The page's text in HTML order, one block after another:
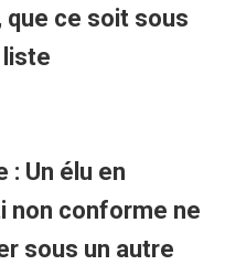
ce soit sous
liste
: Un élu en
non conforme ne
sous un autre